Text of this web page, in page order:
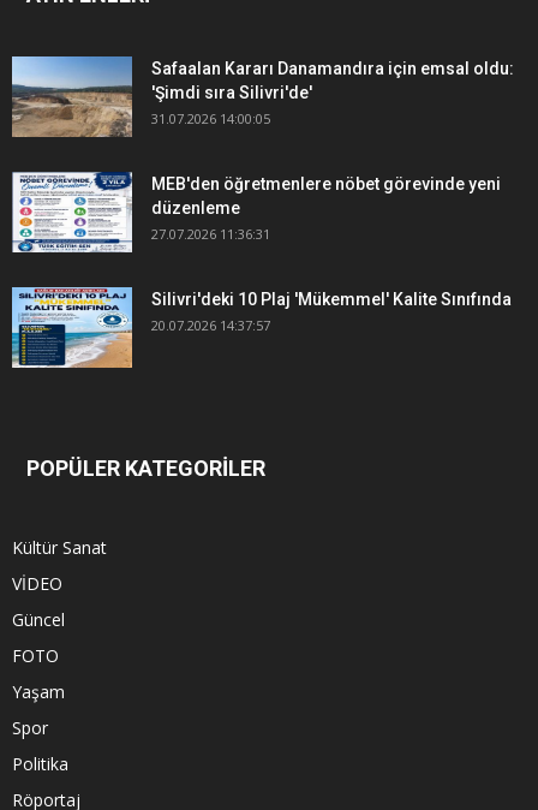
Safaalan Kararı Danamandıra için emsal oldu:
'Şimdi sıra Silivri'de'
31.07.2026 14:00:05
MEB'den öğretmenlere nöbet görevinde yeni
düzenleme
27.07.2026 11:36:31
Silivri'deki 10 Plaj 'Mükemmel' Kalite Sınıfında
20.07.2026 14:37:57
POPÜLER KATEGORİLER
Kültür Sanat
VİDEO
Güncel
FOTO
Yaşam
Spor
Politika
Röportaj